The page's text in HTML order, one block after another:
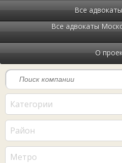
Все
Все адвокаты
О
Категории
Район
Метро